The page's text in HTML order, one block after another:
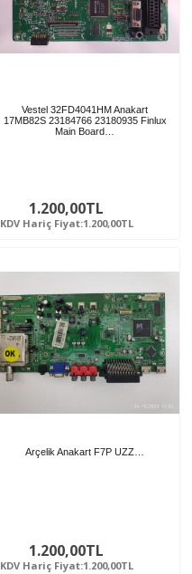
Vestel 32FD4041HM Anakart
17MB82S 23184766 23180935 Finlux
Main Board…
1.200,00TL
KDV Hariç Fiyat:1.200,00TL
Arçelik Anakart F7P UZZ…
1.200,00TL
KDV Hariç Fiyat:1.200,00TL